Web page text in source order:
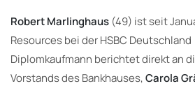
Robert Marlinghaus (49) ist seit
Resources bei der HSBC
Diplomkaufmann berichtet direkt an
Vorstands des Bankhauses,Carola